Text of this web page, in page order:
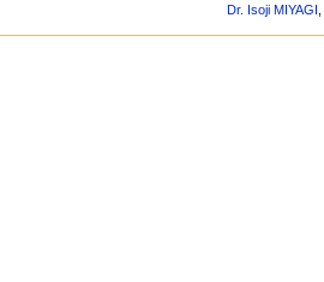
Dr. Isoji MIYAGI